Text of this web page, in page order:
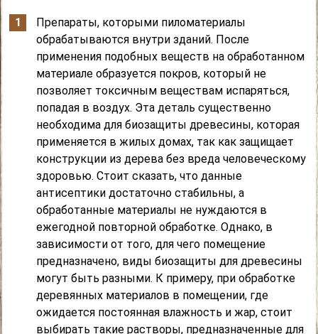
Препараты, которыми пиломатериалы
обрабатываются внутри зданий. После
применения подобных веществ на обработанном
материале образуется покров, который не
позволяет токсичным веществам испаряться,
попадая в воздух. Эта деталь существенно
необходима для биозащиты древесины, которая
применяется в жилых домах, так как защищает
конструкции из дерева без вреда человеческому
здоровью. Стоит сказать, что данные
антисептики достаточно стабильны, а
обработанные материалы не нуждаются в
ежегодной повторной обработке. Однако, в
зависимости от того, для чего помещение
предназначено, виды биозащиты для древесины
могут быть разными. К примеру, при обработке
деревянных материалов в помещении, где
ожидается постоянная влажность и жар, стоит
выбирать такие растворы, предназначенные для